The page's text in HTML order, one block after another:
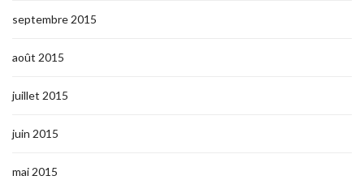
septembre 2015
août 2015
juillet 2015
juin 2015
mai 2015